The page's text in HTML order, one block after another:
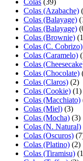
Colas (39)
Colas (Azabache)
Colas (Balayage)
Colas (Balayage)
Colas (Brownie)
Colas (C. Cobrizo)
Colas (Caramelo)
Colas
Colas (Chocolate)
Colas (Claros) (2)
Colas (Cookie) (1)
Colas (Macchiato)
Colas (Miel) (3)
Colas (Mocha) (3)
Colas (N. Natural)
Colas (Oscuros)
Colas (Platino) (2)
Colas (Tiramisu)